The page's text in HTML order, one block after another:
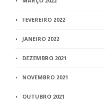
FEVEREIRO 2022
JANEIRO 2022
DEZEMBRO 2021
NOVEMBRO 2021
OUTUBRO 2021